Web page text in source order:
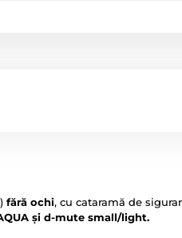
fără ochi, cu cataramă de
și d-mute small/light.